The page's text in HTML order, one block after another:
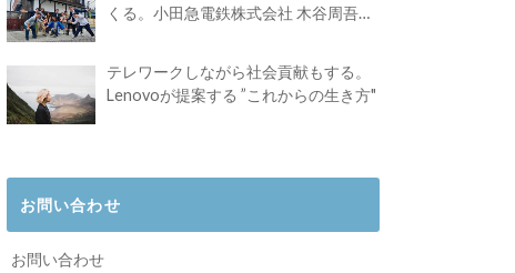
くる。小田急電鉄株式会社 木谷周吾さ
テレワークしながら社会貢献もする。
Lenovoが提案する ”これからの生き方"
お問い合わせ
お問い合わせ